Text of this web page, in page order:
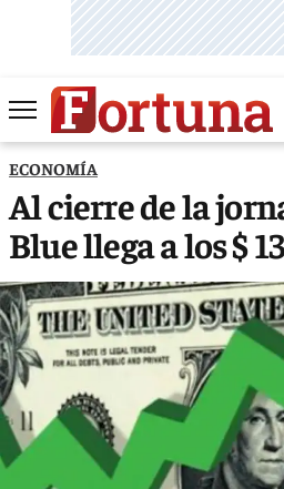
ECONOMÍA
Al cierre de la
Blue llega a los $